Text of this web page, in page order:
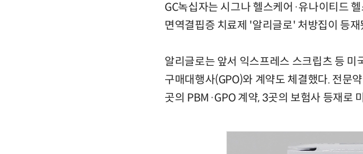
GC녹십자는 시그나 헬스케어·유나이티드
면역결핍증 치료제 '알리글로' 처방집이 등
알리글로는 앞서 익스프레스 스크립츠 등
구매대행사(GPO)와 계약도 체결했다. 전문
곳의 PBM·GPO 계약, 3곳의 보험사 등재로